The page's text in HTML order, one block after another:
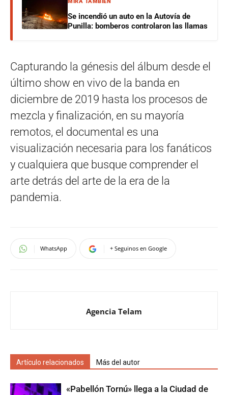
MIRÁ TAMBIÉN
Se incendió un auto en la Autovía de
Punilla: bomberos controlaron las llamas
Capturando la génesis del álbum desde el
último show en vivo de la banda en
diciembre de 2019 hasta los procesos de
mezcla y finalización, en su mayoría
remotos, el documental es una
visualización necesaria para los fanáticos
y cualquiera que busque comprender el
arte detrás del arte de la era de la
pandemia.
WhatsApp + Seguinos en Google
Agencia Telam
Artículo relacionados Más del autor
«Pabellón Tornú» llega a la Ciudad de